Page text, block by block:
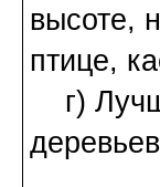
птице,
г)